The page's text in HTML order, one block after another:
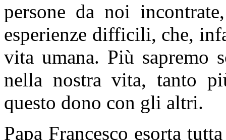
persone da noi
esperienze difficili, che,
vita umana. Più sapremo
nella nostra vita, tanto
questo dono con gli altri.
Papa Francesco esorta